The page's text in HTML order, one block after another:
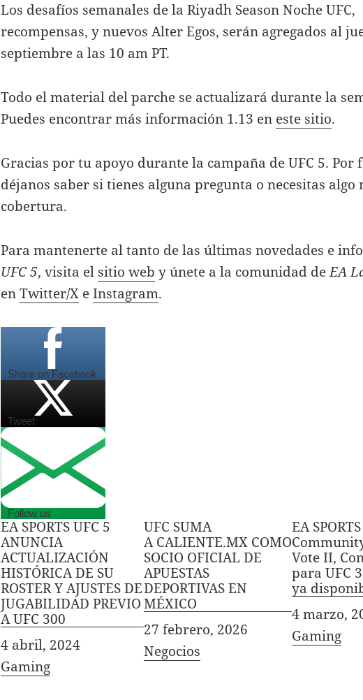
Los desafíos semanales de la Riyadh Season Noche UFC,
recompensas, y nuevos Alter Egos, serán agregados al
septiembre a las 10 am PT.
Todo el material del parche se actualizará durante la
Puedes encontrar más información 1.13 en este sitio.
Gracias por tu apoyo durante la campaña de UFC 5. Por
déjanos saber si tienes alguna pregunta o necesitas algo
cobertura.
Para mantenerte al tanto de las últimas novedades e
UFC 5, visita el sitio web y únete a la comunidad deEA
enTwitter/X eInstagram.
Share on Facebook
Tweet
Follow us
EA SPORTS UFC 5
ANUNCIA
ACTUALIZACIÓN
HISTÓRICA DE SU
ROSTER Y AJUSTES DE
JUGABILIDAD PREVIO
A UFC 300
Fecha
4 abril, 2024
In relation to
Gaming
UFC SUMA
A CALIENTE.MX COMO
SOCIO OFICIAL DE
APUESTAS
DEPORTIVAS EN
MÉXICO
Fecha
27 febrero, 2026
In relation to
Negocios
EA
Vote II,
para UFC
ya
Fecha
4 marzo,
In relation
Gaming